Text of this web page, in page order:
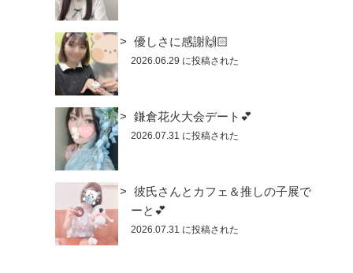
優しさに感謝🙌🏻
2026.06.29 に投稿された
鎌倉花火大会デート💕
2026.07.31 に投稿された
彼氏さんとカフェ＆推しの子展で
ーと💕
2026.07.31 に投稿された